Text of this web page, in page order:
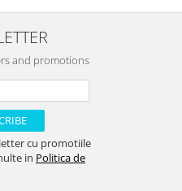
and promotions
cu promotiile
in Politica de